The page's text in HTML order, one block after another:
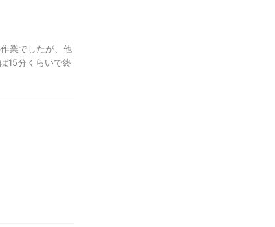
業でしたが、他
15分くらいで終